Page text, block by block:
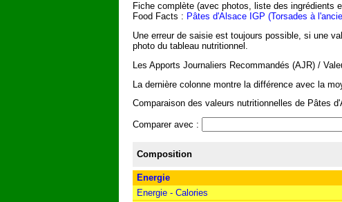
Fiche complète (avec photos, liste des ingrédients
Food Facts : Pâtes d'Alsace IGP (Torsades à
Une erreur de saisie est toujours possible, si une
photo du tableau nutritionnel.
Les Apports Journaliers Recommandés (AJR) /
La dernière colonne montre la différence avec la
Comparaison des valeurs nutritionnelles de Pâtes
Comparer avec :
Composition
Energie
Energie - Calories